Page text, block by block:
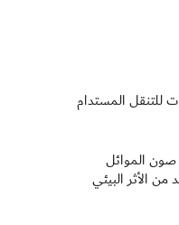
للتنقل المستدام
صون الموائل
الأثر البيئي